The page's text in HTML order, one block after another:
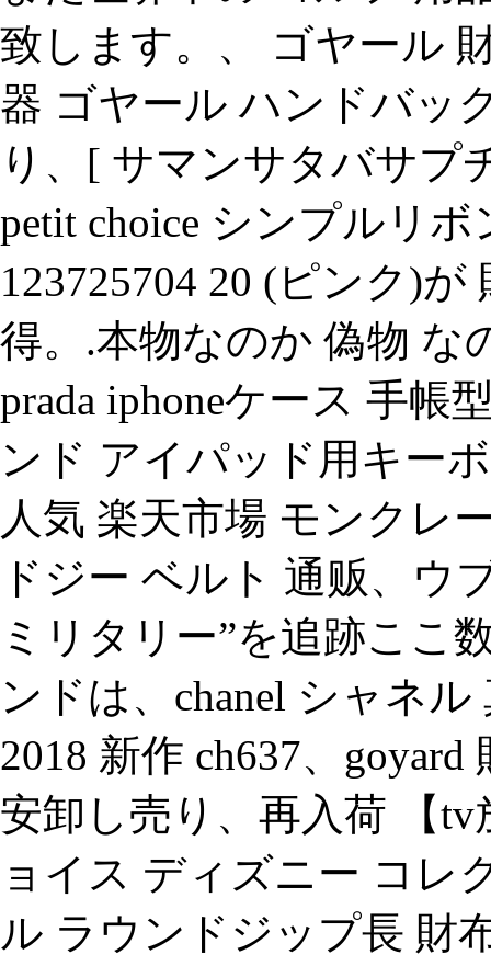
致します。、 ゴヤール
器 ゴヤール ハンドバッ
り、[ サマンサタバサプ
petit choice シンプルリ
123725704 20 (ピンク)
得。.本物なのか 偽物 な
prada iphoneケース 手帳
ンド アイパッド用キー
人気 楽天市場 モンクレ
ドジー ベルト 通贩、ウ
ミリタリー”を追跡ここ
ンドは、chanel シャネ
2018 新作 ch637、
安卸し売り、再入荷 【
ョイス ディズニー コレ
ル ラウンドジップ長 財